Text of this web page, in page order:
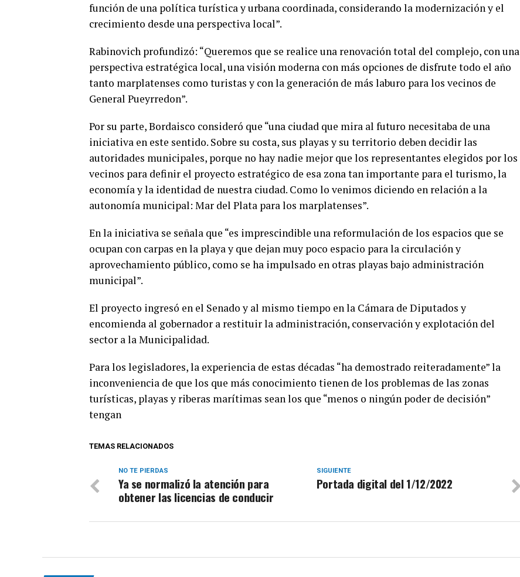
función de una política turística y urbana coordinada, considerando la modernización y el
crecimiento desde una perspectiva local”.
Rabinovich profundizó: “Queremos que se realice una renovación total del complejo, con una
perspectiva estratégica local, una visión moderna con más opciones de disfrute todo el año
tanto marplatenses como turistas y con la generación de más laburo para los vecinos de
General Pueyrredon”.
Por su parte, Bordaisco consideró que “una ciudad que mira al futuro necesitaba de una
iniciativa en este sentido. Sobre su costa, sus playas y su territorio deben decidir las
autoridades municipales, porque no hay nadie mejor que los representantes elegidos por los
vecinos para definir el proyecto estratégico de esa zona tan importante para el turismo, la
economía y la identidad de nuestra ciudad. Como lo venimos diciendo en relación a la
autonomía municipal: Mar del Plata para los marplatenses”.
En la iniciativa se señala que “es imprescindible una reformulación de los espacios que se
ocupan con carpas en la playa y que dejan muy poco espacio para la circulación y
aprovechamiento público, como se ha impulsado en otras playas bajo administración
municipal”.
El proyecto ingresó en el Senado y al mismo tiempo en la Cámara de Diputados y
encomienda al gobernador a restituir la administración, conservación y explotación del
sector a la Municipalidad.
Para los legisladores, la experiencia de estas décadas “ha demostrado reiteradamente” la
inconveniencia de que los que más conocimiento tienen de los problemas de las zonas
turísticas, playas y riberas marítimas sean los que “menos o ningún poder de decisión”
tengan
TEMAS RELACIONADOS
SIGUIENTE
Portada digital del 1/12/2022
NO TE PIERDAS
Ya se normalizó la atención para
obtener las licencias de conducir